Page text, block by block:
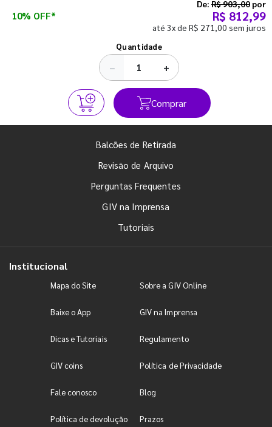
10% OFF*
De: R$ 903,00 por
R$ 812,99
até 3x de R$ 271,00 sem juros
Quantidade
− +
Comprar
Balcões de Retirada
Revisão de Arquivo
Perguntas Frequentes
GIV na Imprensa
Tutoriais
Institucional
Mapa do Site Sobre a GIV Online
Baixe o App GIV na Imprensa
Dicas e Tutoriais Regulamento
GIV coins Política de Privacidade
Fale conosco Blog
Política de devolução Prazos